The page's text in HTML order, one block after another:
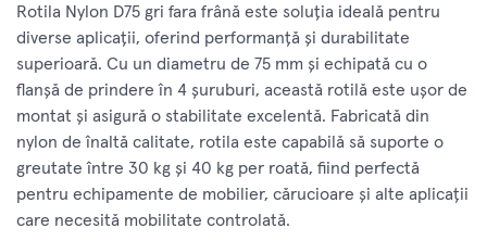
Rotila Nylon D75 gri fara frână este soluția ideală pentru
diverse aplicații, oferind performanță și durabilitate
superioară. Cu un diametru de 75 mm și echipată cu o
flanșă de prindere în 4 șuruburi, această rotilă este ușor de
montat și asigură o stabilitate excelentă. Fabricată din
nylon de înaltă calitate, rotila este capabilă să suporte o
greutate între 30 kg și 40 kg per roată, fiind perfectă
pentru echipamente de mobilier, cărucioare și alte aplicații
care necesită mobilitate controlată.